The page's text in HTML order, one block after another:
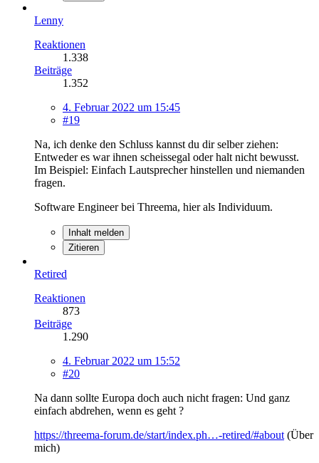
Lenny
Reaktionen
1.338
Beiträge
1.352
4. Februar 2022 um 15:45
#19
Na, ich denke den Schluss kannst du dir selber ziehen:
Entweder es war ihnen scheissegal oder halt nicht bewusst.
Im Beispiel: Einfach Lautsprecher hinstellen und niemanden
fragen.
Software Engineer bei Threema, hier als Individuum.
Inhalt melden
Zitieren
Retired
Reaktionen
873
Beiträge
1.290
4. Februar 2022 um 15:52
#20
Na dann sollte Europa doch auch nicht fragen: Und ganz
einfach abdrehen, wenn es geht ?
https://threema-forum.de/start/index.ph…-retired/#about (Über
mich)